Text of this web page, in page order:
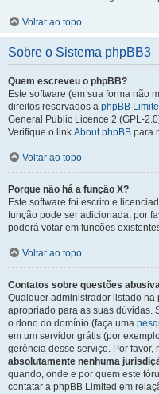
Voltar ao topo
Sobre o Sistema phpBB3
Quem escreveu o phpBB?
Este software (em sua forma não
direitos reservados a phpBB
General Public Licence 2 (GPL-
Verifique o link About phpBB para
Voltar ao topo
Porque não há a função X?
Este software foi escrito e
função pode ser adicionada, por
poderá votar em funcões
Voltar ao topo
Contatos sobre questões
Qualquer administrador listado na
apropriado para as suas dúvidas.
o dono do domínio (faça uma
em um servidor grátis (por
gerência desse serviço. Por
absolutamente nenhuma
quando, onde e por quem este
contatar a phpBB Limited em